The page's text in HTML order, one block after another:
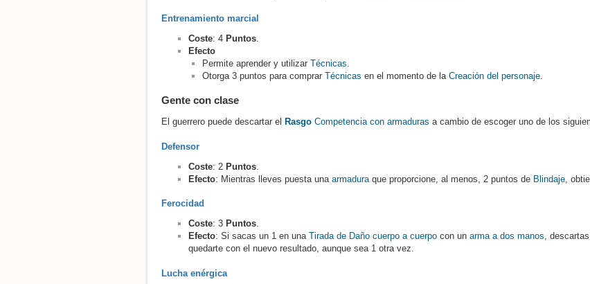
Entrenamiento marcial
Coste: 4 Puntos
Efecto
Permite aprender y utilizarTécnicas
Otorga 3 puntos para comprarTécnicas en el momento de laCreación del personaje
Gente con clase
El guerrero puede descartar el Rasgo Competencia con armaduras a cambio de escoger uno de los
Defensor
Coste: 2Puntos
Efecto: Mientras lleves puesta unaarmadura que proporcione, al menos, 2 puntos de Blindaje ,
Ferocidad
Coste: 3 Puntos.
Efecto: Si sacas un 1 en unaTirada de Daño cuerpo a cuerpo con unarma a dos manos,
quedarte con el nuevo resultado, aunque sea 1 otra vez.
Lucha enérgica